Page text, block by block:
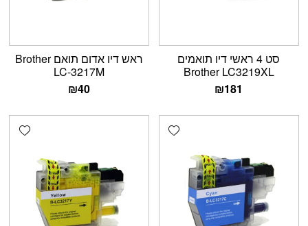
סט 4 ראשי דיו תואמים
Brother LC3219XL
₪181
ראש דיו אדום תואם Brother
LC-3217M
₪40
Add wishlist